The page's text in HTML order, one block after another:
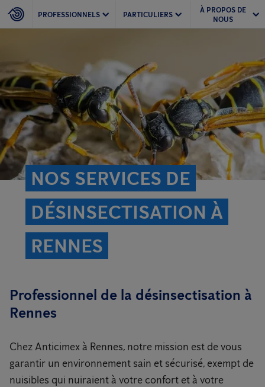
PROFESSIONNELS PARTICULIERS
À PROPOS DE
NOUS
NOS SERVICES DE
DÉSINSECTISATION À
RENNES
Professionnel de la désinsectisation à
Rennes
Chez Anticimex à Rennes, notre mission est de vous
garantir un environnement sain et sécurisé, exempt de
nuisibles qui nuiraient à votre confort et à votre